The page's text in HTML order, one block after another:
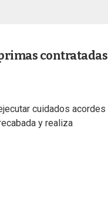
contratadas
cuidados acordes
y realiza